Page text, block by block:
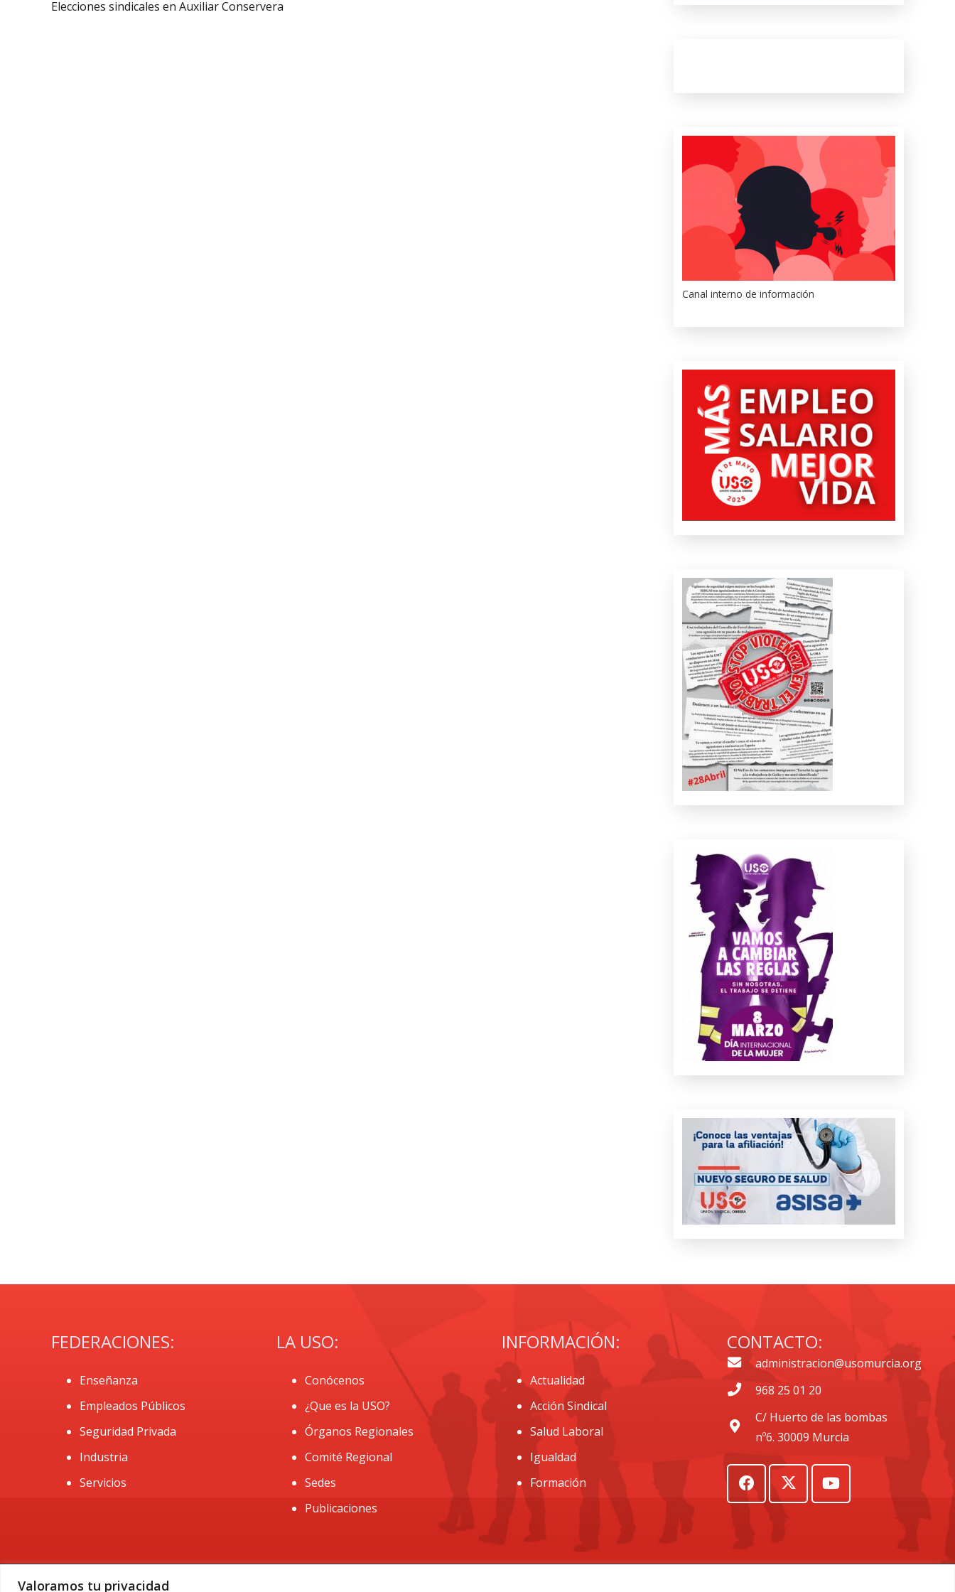
Valoramos tu privacidad
Elecciones sindicales en Auxiliar Conservera
Canal interno de información
FEDERACIONES:
Enseñanza
Empleados Públicos
Seguridad Privada
Industria
Servicios
LA USO:
Conócenos
¿Que es la USO?
Órganos Regionales
Comité Regional
Sedes
Publicaciones
INFORMACIÓN:
Actualidad
Acción Sindical
Salud Laboral
Igualdad
Formación
CONTACTO:
administracion@usomurcia.org
968 25 01 20
C/ Huerto de las bombas
nº6. 30009 Murcia